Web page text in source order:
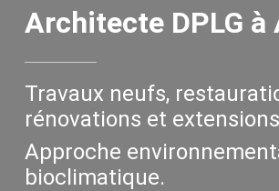
Architecte DPLG à
Travaux neufs,
rénovations et
Approche
bioclimatique.